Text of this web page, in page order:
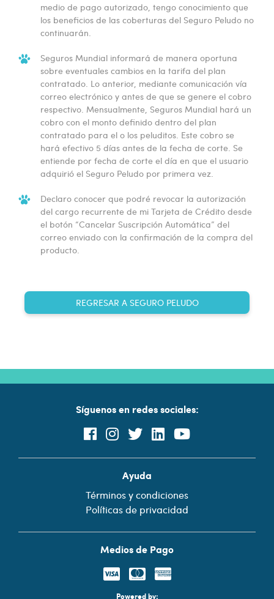
medio de pago autorizado, tengo conocimiento que
los beneficios de las coberturas del Seguro Peludo no
continuarán.
Seguros Mundial informará de manera oportuna
sobre eventuales cambios en la tarifa del plan
contratado. Lo anterior, mediante comunicación vía
correo electrónico y antes de que se genere el cobro
respectivo. Mensualmente, Seguros Mundial hará un
cobro con el monto definido dentro del plan
contratado para el o los peluditos. Este cobro se
hará efectivo 5 días antes de la fecha de corte. Se
entiende por fecha de corte el día en que el usuario
adquirió el Seguro Peludo por primera vez.
Declaro conocer que podré revocar la autorización
del cargo recurrente de mi Tarjeta de Crédito desde
el botón “Cancelar Suscripción Automática” del
correo enviado con la confirmación de la compra del
producto.
REGRESAR A SEGURO PELUDO
Síguenos en redes sociales:
Ayuda
Términos y condiciones
Políticas de privacidad
Medios de Pago
Powered by: